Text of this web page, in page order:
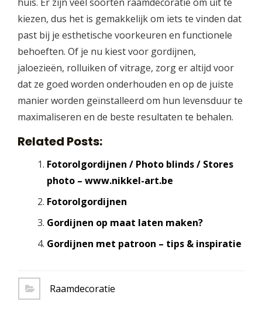
kiezen, dus het is gemakkelijk om iets te vinden dat
past bij je esthetische voorkeuren en functionele
behoeften. Of je nu kiest voor gordijnen,
jaloezieën, rolluiken of vitrage, zorg er altijd voor
dat ze goed worden onderhouden en op de juiste
manier worden geïnstalleerd om hun levensduur te
maximaliseren en de beste resultaten te behalen.
Related Posts:
Fotorolgordijnen / Photo blinds / Stores
photo – www.nikkel-art.be
Fotorolgordijnen
Gordijnen op maat laten maken?
Gordijnen met patroon – tips & inspiratie
Raamdecoratie